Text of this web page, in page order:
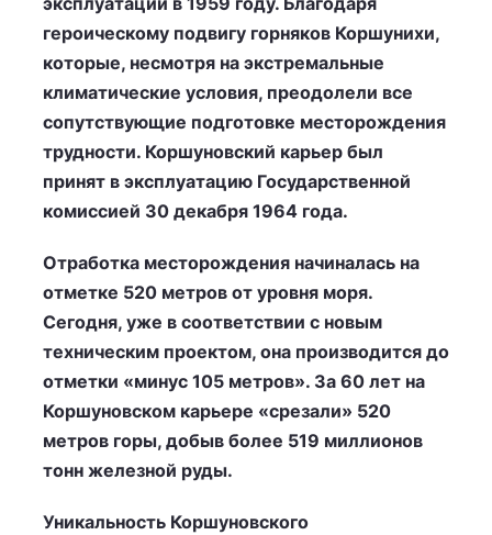
героическому подвигу горняков Коршунихи,
которые, несмотря на экстремальные
климатические условия, преодолели все
сопутствующие подготовке месторождения
трудности. Коршуновский карьер был
принят в эксплуатацию Государственной
комиссией 30 декабря 1964 года.
Отработка месторождения начиналась на
отметке 520 метров от уровня моря.
Сегодня, уже в соответствии с новым
техническим проектом, она производится до
отметки «минус 105 метров». За 60 лет на
Коршуновском карьере «срезали» 520
метров горы, добыв более 519 миллионов
тонн железной руды.
Уникальность Коршуновского